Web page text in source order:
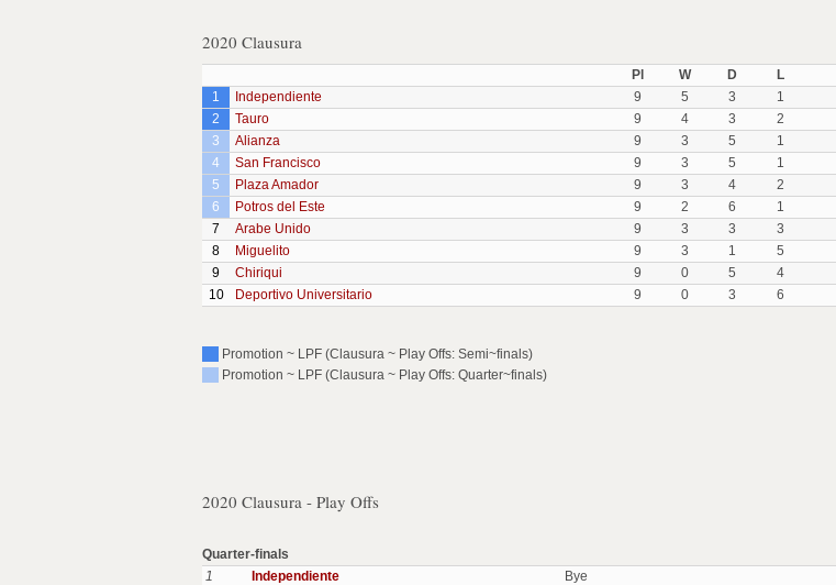
2020 Clausura
Pl W D L
1
Independiente 9 5 3 1
2
Tauro 9 4 3 2
3
Alianza 9 3 5 1
4
San Francisco 9 3 5 1
5
Plaza Amador 9 3 4 2
6
Potros del Este 9 2 6 1
7
Arabe Unido 9 3 3 3
8
Miguelito 9 3 1 5
9
Chiriqui 9 0 5 4
10
Deportivo Universitario 9 0 3 6
Promotion ~ LPF (Clausura ~ Play Offs: Semi~finals)
Promotion ~ LPF (Clausura ~ Play Offs: Quarter~finals)
2020 Clausura - Play Offs
Quarter-finals
1
Independiente
Bye